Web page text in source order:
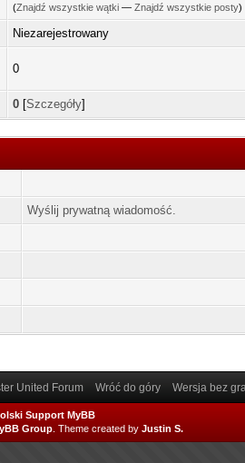
(Znajdź wszystkie wątki — Znajdź wszystkie posty)
Niezarejestrowany
0
0 [Szczegóły]
Wyślij prywatną wiadomość.
United Forum Wróć do góry Wersja bez
Support MyBB
Group Theme created by Justin S.